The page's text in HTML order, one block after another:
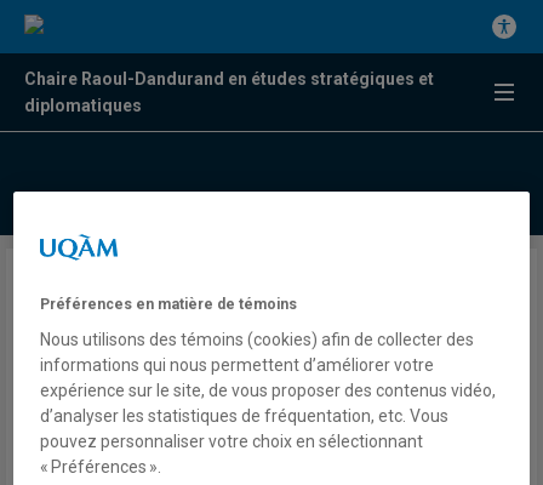
Chaire Raoul-Dandurand en études stratégiques et
diplomatiques
Désinformation et débat
climatique
Danny Gagné
Actualités UQAM
Préférences en matière de témoins
Nous utilisons des témoins (cookies) afin de collecter des
informations qui nous permettent d’améliorer votre
expérience sur le site, de vous proposer des contenus vidéo,
d’analyser les statistiques de fréquentation, etc. Vous
pouvez personnaliser votre choix en sélectionnant
« Préférences ».